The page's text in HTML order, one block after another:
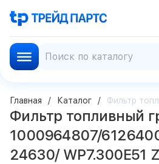
Главная Каталог Фильтр
Фильтр топливный
1000964807/
24630/ WP7.300E51